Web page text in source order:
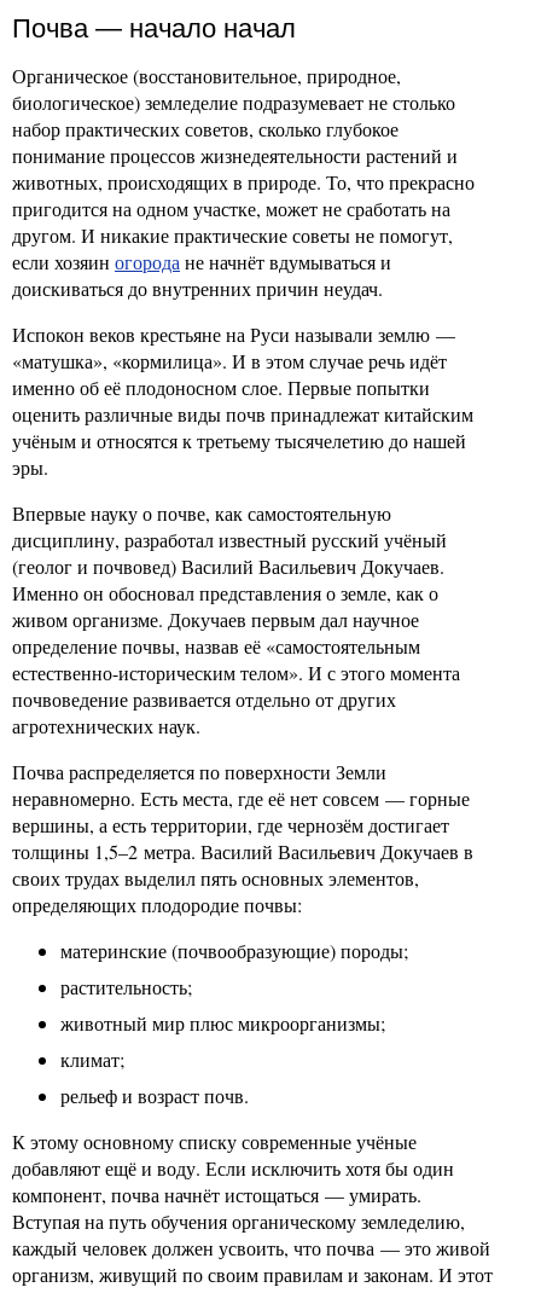
Почва — начало начал
Органическое (восстановительное, природное,
биологическое) земледелие подразумевает не столько
набор практических советов, сколько глубокое
понимание процессов жизнедеятельности растений и
животных, происходящих в природе. То, что прекрасно
пригодится на одном участке, может не сработать на
другом. И никакие практические советы не помогут,
если хозяин огорода не начнёт вдумываться и
доискиваться до внутренних причин неудач.
Испокон веков крестьяне на Руси называли землю —
«матушка», «кормилица». И в этом случае речь идёт
именно об её плодоносном слое. Первые попытки
оценить различные виды почв принадлежат китайским
учёным и относятся к третьему тысячелетию до нашей
эры.
Впервые науку о почве, как самостоятельную
дисциплину, разработал известный русский учёный
(геолог и почвовед) Василий Васильевич Докучаев.
Именно он обосновал представления о земле, как о
живом организме. Докучаев первым дал научное
определение почвы, назвав её «самостоятельным
естественно-историческим телом». И с этого момента
почвоведение развивается отдельно от других
агротехнических наук.
Почва распределяется по поверхности Земли
неравномерно. Есть места, где её нет совсем — горные
вершины, а есть территории, где чернозём достигает
толщины 1,5–2 метра. Василий Васильевич Докучаев в
своих трудах выделил пять основных элементов,
определяющих плодородие почвы:
материнские (почвообразующие) породы;
растительность;
животный мир плюс микроорганизмы;
климат;
рельеф и возраст почв.
К этому основному списку современные учёные
добавляют ещё и воду. Если исключить хотя бы один
компонент, почва начнёт истощаться — умирать.
Вступая на путь обучения органическому земледелию,
каждый человек должен усвоить, что почва — это живой
организм, живущий по своим правилам и законам. И этот